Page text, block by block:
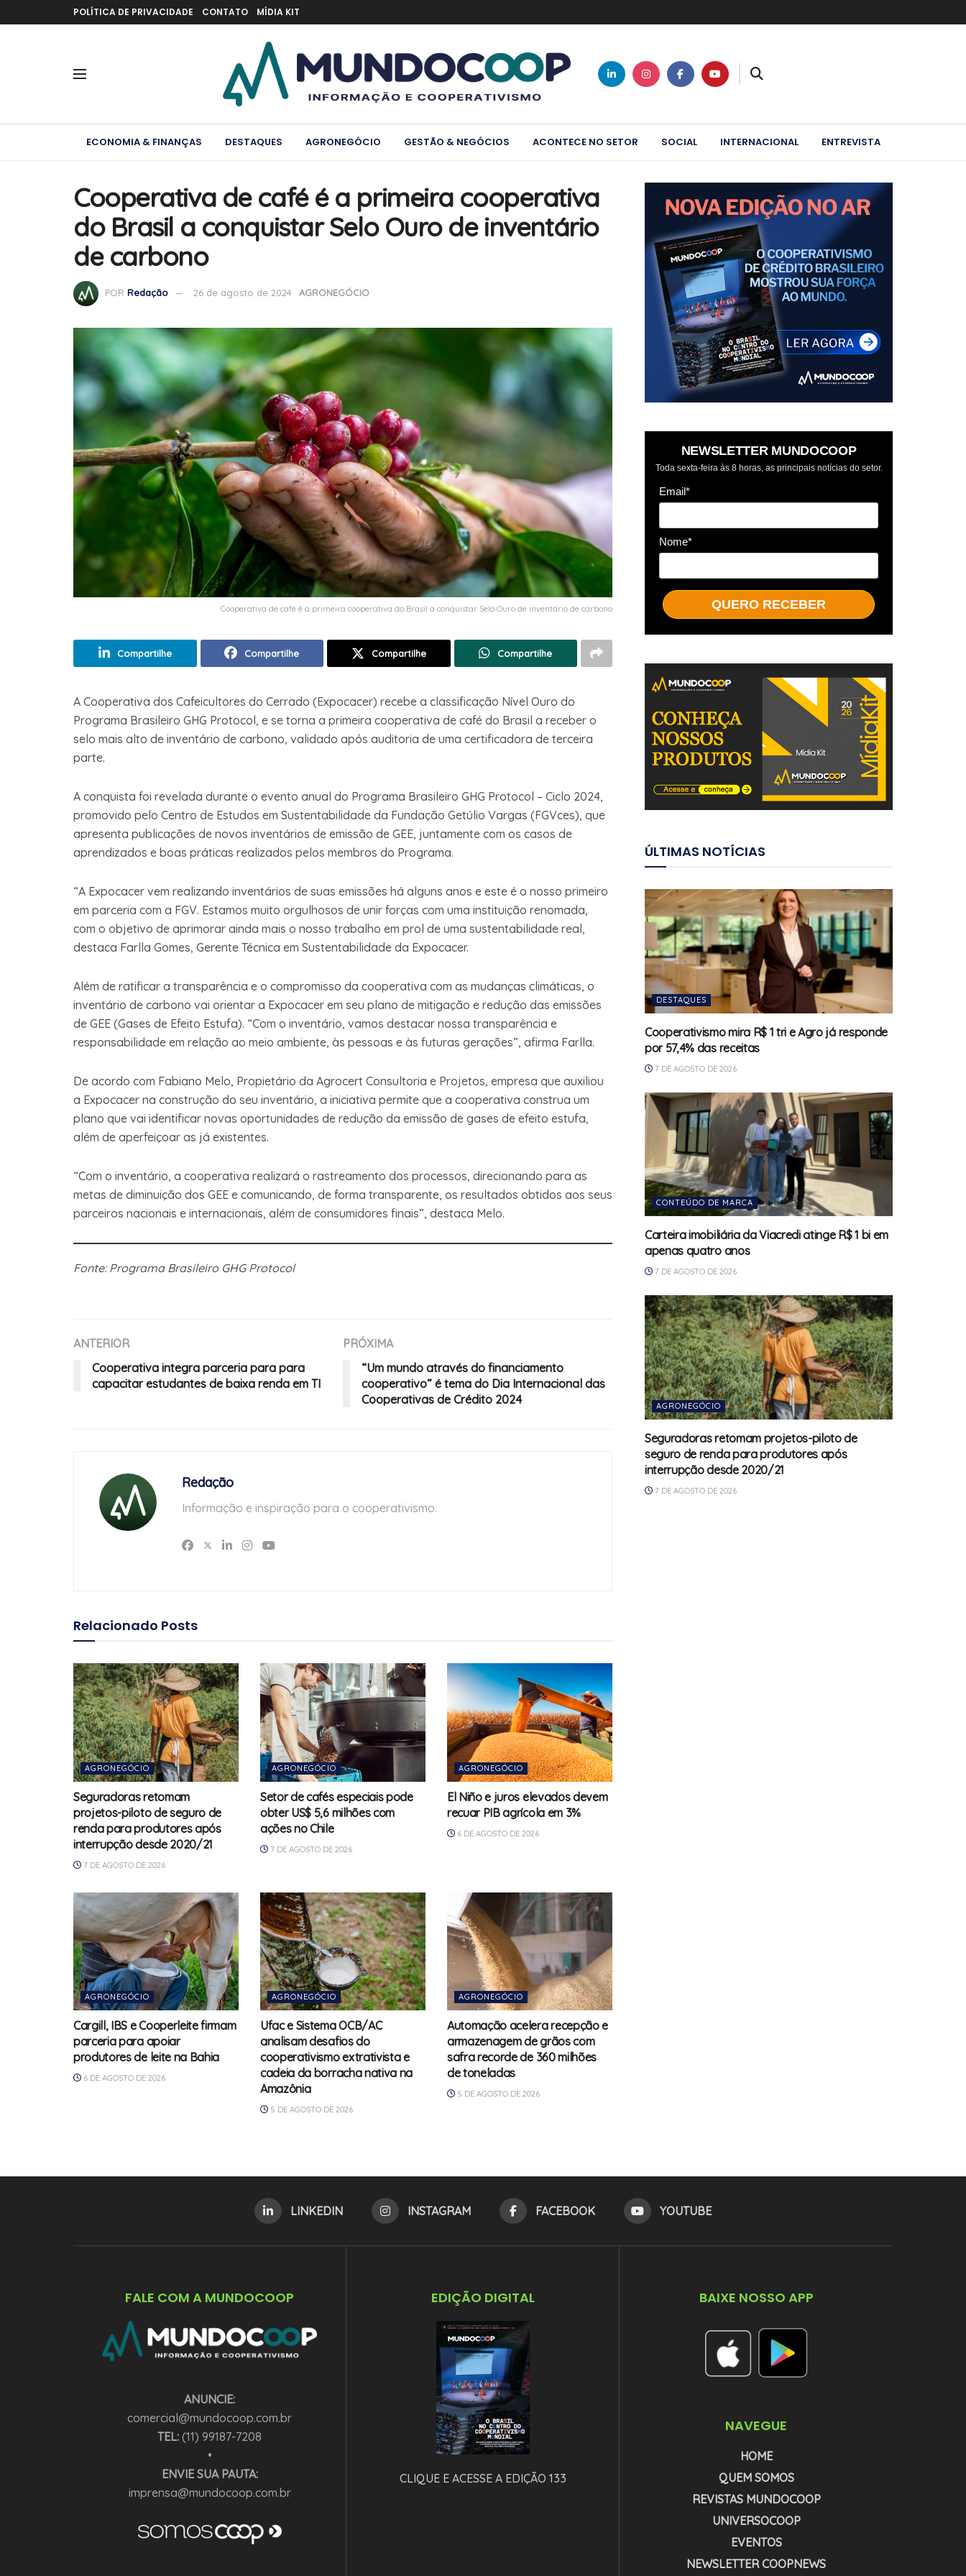
POLÍTICA DE PRIVACIDADE CONTATO MÍDIA KIT
ECONOMIA & FINANÇAS DESTAQUES AGRONEGÓCIO GESTÃO & NEGÓCIOS ACONTECE NO SETOR SOCIAL INTERNACIONAL ENTREVISTA
Cooperativa de café é a primeira cooperativa
do Brasil a conquistar Selo Ouro de inventário
de carbono
POR Redação 26 de agosto de 2024 AGRONEGÓCIO
Cooperativa de café é a primeira cooperativa do Brasil a conquistar Selo Ouro de inventário de carbono
Compartilhe Compartilhe Compartilhe Compartilhe
A Cooperativa dos Cafeicultores do Cerrado (Expocacer) recebe a classificação Nível Ouro do
Programa Brasileiro GHG Protocol, e se torna a primeira cooperativa de café do Brasil a receber o
selo mais alto de inventário de carbono, validado após auditoria de uma certificadora de terceira
parte.
A conquista foi revelada durante o evento anual do Programa Brasileiro GHG Protocol – Ciclo 2024,
promovido pelo Centro de Estudos em Sustentabilidade da Fundação Getúlio Vargas (FGVces), que
apresenta publicações de novos inventários de emissão de GEE, juntamente com os casos de
aprendizados e boas práticas realizados pelos membros do Programa.
“A Expocacer vem realizando inventários de suas emissões há alguns anos e este é o nosso primeiro
em parceria com a FGV. Estamos muito orgulhosos de unir forças com uma instituição renomada,
com o objetivo de aprimorar ainda mais o nosso trabalho em prol de uma sustentabilidade real,
destaca Farlla Gomes, Gerente Técnica em Sustentabilidade da Expocacer.
Além de ratificar a transparência e o compromisso da cooperativa com as mudanças climáticas, o
inventário de carbono vai orientar a Expocacer em seu plano de mitigação e redução das emissões
de GEE (Gases de Efeito Estufa). “Com o inventário, vamos destacar nossa transparência e
responsabilidade em relação ao meio ambiente, às pessoas e às futuras gerações”, afirma Farlla.
De acordo com Fabiano Melo, Propietário da Agrocert Consultoria e Projetos, empresa que auxiliou
a Expocacer na construção do seu inventário, a iniciativa permite que a cooperativa construa um
plano que vai identificar novas oportunidades de redução da emissão de gases de efeito estufa,
além de aperfeiçoar as já existentes.
“Com o inventário, a cooperativa realizará o rastreamento dos processos, direcionando para as
metas de diminuição dos GEE e comunicando, de forma transparente, os resultados obtidos aos seus
parceiros nacionais e internacionais, além de consumidores finais”, destaca Melo.
Fonte: Programa Brasileiro GHG Protocol
ANTERIOR
Cooperativa integra parceria para para
capacitar estudantes de baixa renda em TI
PRÓXIMA
“Um mundo através do financiamento
cooperativo” é tema do Dia Internacional das
Cooperativas de Crédito 2024
Redação
Informação e inspiração para o cooperativismo.
Relacionado Posts
AGRONEGÓCIO
Seguradoras retomam
projetos-piloto de seguro de
renda para produtores após
interrupção desde 2020/21
7 DE AGOSTO DE 2026
AGRONEGÓCIO
Setor de cafés especiais pode
obter US$ 5,6 milhões com
ações no Chile
7 DE AGOSTO DE 2026
AGRONEGÓCIO
El Niño e juros elevados devem
recuar PIB agrícola em 3%
6 DE AGOSTO DE 2026
AGRONEGÓCIO
Cargill, IBS e Cooperleite firmam
parceria para apoiar
produtores de leite na Bahia
6 DE AGOSTO DE 2026
AGRONEGÓCIO
Ufac e Sistema OCB/AC
analisam desafios do
cooperativismo extrativista e
cadeia da borracha nativa na
Amazônia
5 DE AGOSTO DE 2026
AGRONEGÓCIO
Automação acelera recepção e
armazenagem de grãos com
safra recorde de 360 milhões
de toneladas
5 DE AGOSTO DE 2026
NEWSLETTER MUNDOCOOP
Toda sexta-feira às 8 horas, as principais notícias do setor.
Email*
Nome*
QUERO RECEBER
ÚLTIMAS NOTÍCIAS
DESTAQUES
Cooperativismo mira R$ 1 tri e Agro já responde
por 57,4% das receitas
7 DE AGOSTO DE 2026
CONTEÚDO DE MARCA
Carteira imobiliária da Viacredi atinge R$ 1 bi em
apenas quatro anos
7 DE AGOSTO DE 2026
AGRONEGÓCIO
Seguradoras retomam projetos-piloto de
seguro de renda para produtores após
interrupção desde 2020/21
7 DE AGOSTO DE 2026
LINKEDIN INSTAGRAM FACEBOOK YOUTUBE
FALE COM A MUNDOCOOP
ANUNCIE:
comercial@mundocoop.com.br
TEL: (11) 99187-7208
•
ENVIE SUA PAUTA:
imprensa@mundocoop.com.br
EDIÇÃO DIGITAL
CLIQUE E ACESSE A EDIÇÃO 133
BAIXE NOSSO APP
NAVEGUE
HOME
QUEM SOMOS
REVISTAS MUNDOCOOP
UNIVERSOCOOP
EVENTOS
NEWSLETTER COOPNEWS